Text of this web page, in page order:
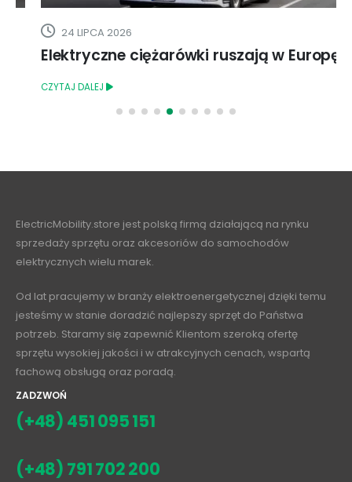
24 LIPCA 2026
Elektryczne ciężarówki ruszają w Europę
CZYTAJ DALEJ
ElectricMobility.store jest polską firmą działającą na rynku
sprzedaży sprzętu oraz akcesoriów do samochodów
elektrycznych wielu marek.
Od lat pracujemy w branży elektroenergetycznej dzięki temu
jesteśmy w stanie doradzić najlepszy sprzęt do Państwa
potrzeb. Staramy się zapewnić Klientom szeroką ofertę
sprzętu wysokiej jakości i w atrakcyjnych cenach, wspartą
fachową obsługą oraz poradą.
ZADZWOŃ
(+48) 451 095 151
(+48) 791 702 200